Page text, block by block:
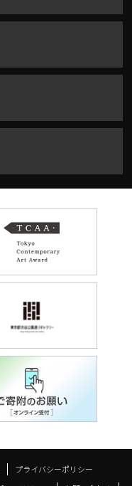
プライバシーポリシー